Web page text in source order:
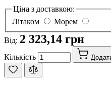
Ціна з доставкою:
Літаком
Морем
Від: 2 323,14 грн
Кількість